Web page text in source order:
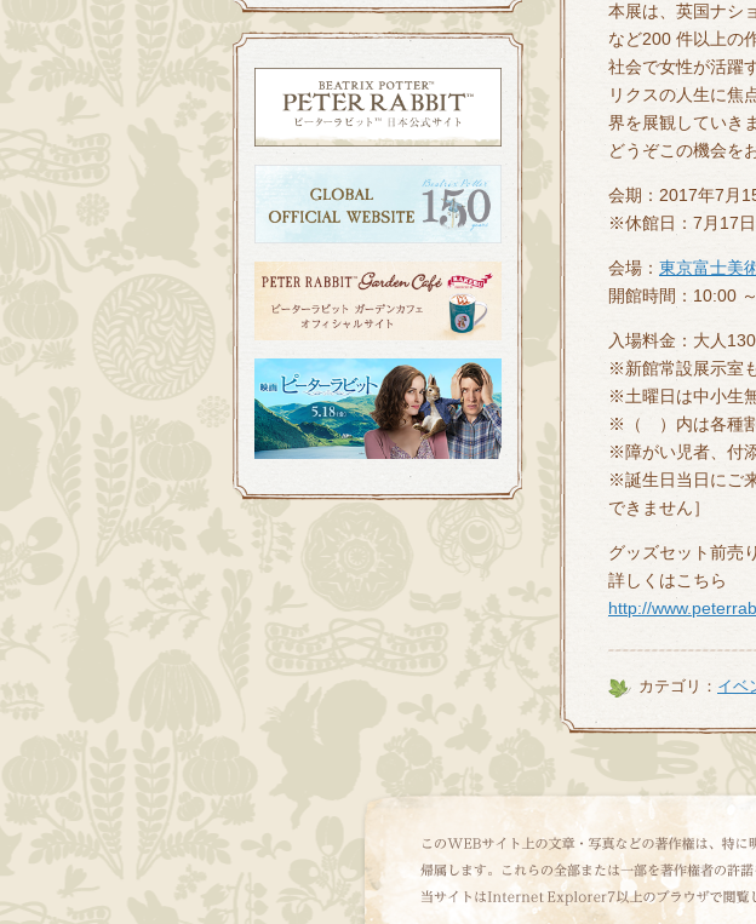
本展は、英国ナシ
など200 件以上の
社会で女性が活躍
リクスの人生に焦
界を展観していき
どうぞこの機会を
会期：2017年7月
※休館日：7月17日
会場： 東京富士美
開館時間：10:00
入場料金：大人
※新館常設展示室
※土曜日は中小生
※（ ）内は各種割
※障がい児者、付
※誕生日当日にご
できません］
グッズセット前売
詳しくはこちら
http://
カテゴリ： イベ